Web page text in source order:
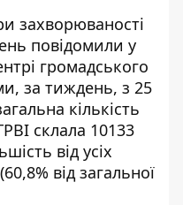
захворюваності
повідомили у
громадського
за тиждень, з 25
кількість
склала 10133
від усіх
від загальної